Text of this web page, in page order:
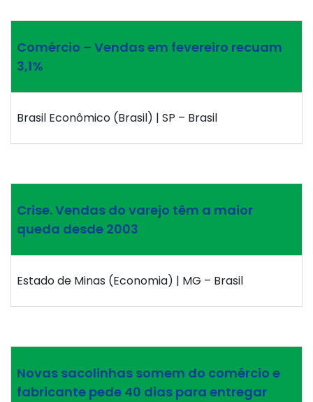
Comércio – Vendas em fevereiro recuam
3,1%
Brasil Econômico (Brasil) | SP – Brasil
Crise. Vendas do varejo têm a maior
queda desde 2003
Estado de Minas (Economia) | MG – Brasil
Novas sacolinhas somem do comércio e
fabricante pede 40 dias para entregar